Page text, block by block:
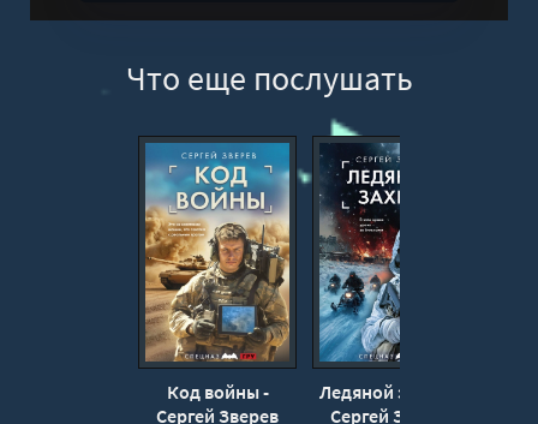
Что еще послушать
Код войны -
Сергей Зверев
Ледяной захват -
Сергей Зверев